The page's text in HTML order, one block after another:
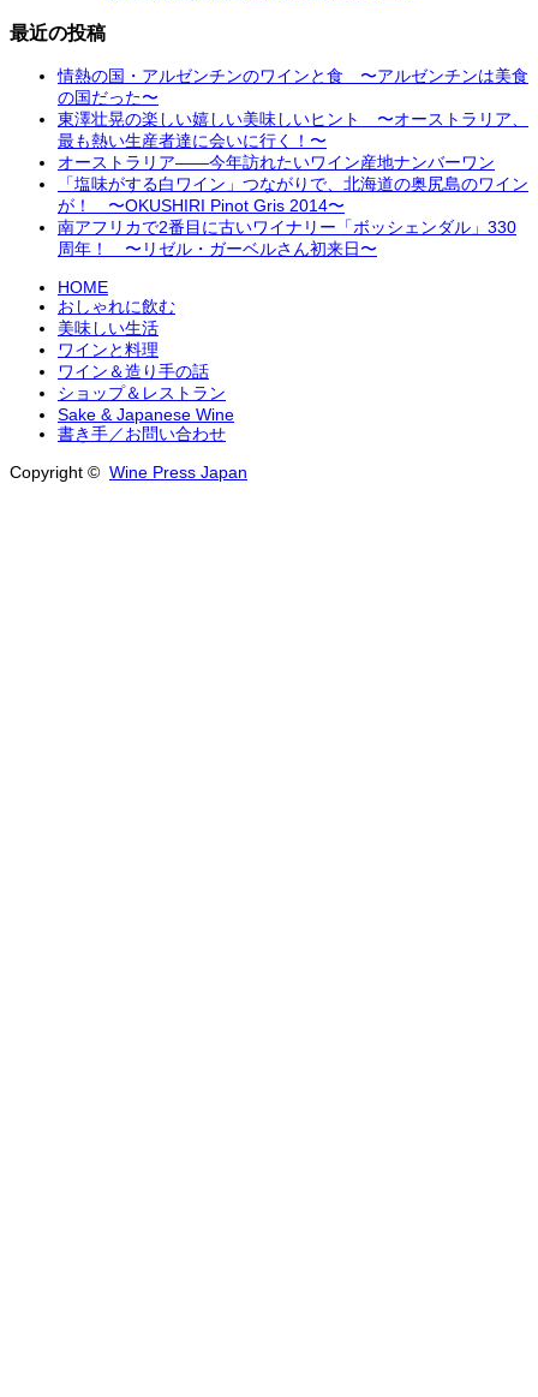
最近の投稿
情熱の国・アルゼンチンのワインと食 〜アルゼンチンは美食
の国だった〜
東澤壮晃の楽しい嬉しい美味しいヒント 〜オーストラリア、
最も熱い生産者達に会いに行く！〜
オーストラリア――今年訪れたいワイン産地ナンバーワン
「塩味がする白ワイン」つながりで、北海道の奥尻島のワイン
が！ 〜OKUSHIRI Pinot Gris 2014〜
南アフリカで2番目に古いワイナリー「ボッシェンダル」330
周年！ 〜リゼル・ガーベルさん初来日〜
HOME
おしゃれに飲む
美味しい生活
ワインと料理
ワイン＆造り手の話
ショップ＆レストラン
Sake & Japanese Wine
書き手／お問い合わせ
Copyright © Wine Press Japan